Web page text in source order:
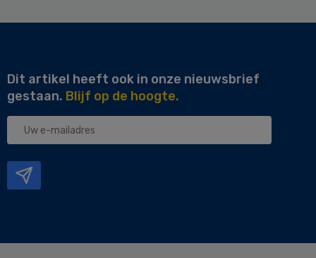
Dit artikel heeft ook in onze nieuwsbrief
gestaan. Blijf op de hoogte.
Uw